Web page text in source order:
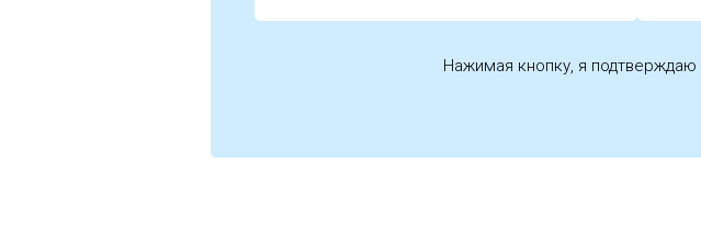
Нажимая кнопку, я подтверждаю